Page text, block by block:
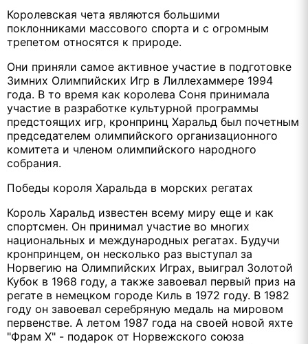
Королевская чета являются большими
поклонниками массового спорта и с огромным
трепетом относятся к природе.
Они приняли самое активное участие в подготовке
Зимних Олимпийских Игр в Лиллехаммере 1994
года. В то время как королева Соня принимала
участие в разработке культурной программы
предстоящих игр, кронпринц Харальд был почетным
председателем олимпийского организационного
комитета и членом олимпийского народного
собрания.
Победы короля Харальда в морских регатах
Король Харальд известен всему миру еще и как
спортсмен. Он принимал участие во многих
национальных и международных регатах. Будучи
кронпринцем, он несколько раз выступал за
Норвегию на Олимпийских Играх, выиграл Золотой
Кубок в 1968 году, а также завоевал первый приз на
регате в немецком городе Киль в 1972 году. В 1982
году он завоевал серебряную медаль на мировом
первенстве. А летом 1987 года на своей новой яхте
"Фрам Х" - подарок от Норвежского союза